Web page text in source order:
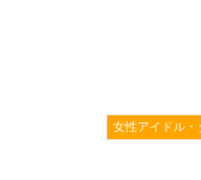
女性アイドル